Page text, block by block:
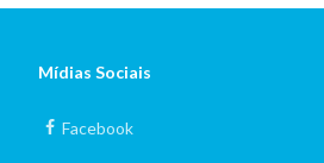
Mídias Sociais
Facebook